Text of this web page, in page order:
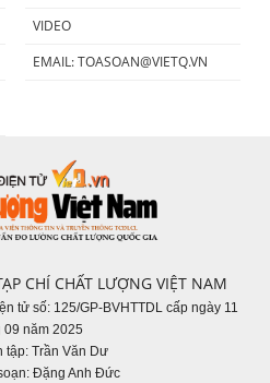
VIDEO
EMAIL:TOASOAN@VIETQ.VN
CHÍ CHẤT LƯỢNG VIỆT NAM
tử số: 125/GP-BVHTTDL cấp ngày 11
09 năm 2025
tập: Trần Văn Dư
Đặng Anh Đức